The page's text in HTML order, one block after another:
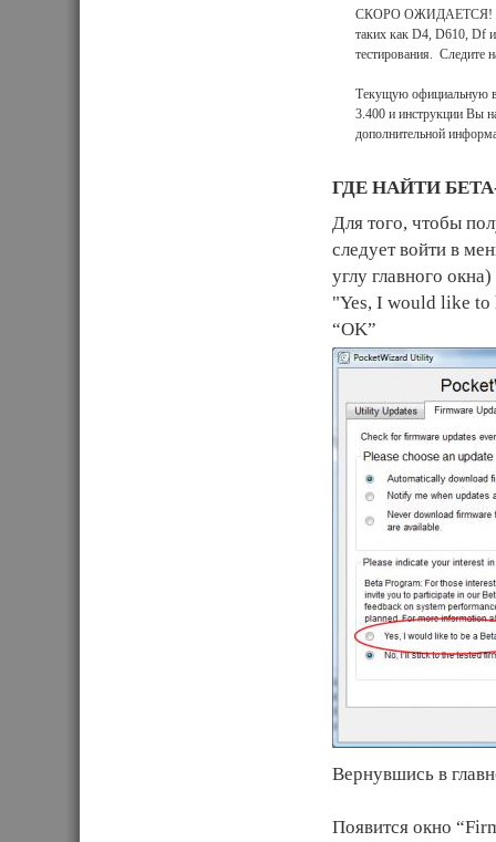
СКОРО ОЖИДАЕТСЯ!
таких как D4, D610, Df
тестирования. Следите
Текущую официальную
3.400 и инструкции Вы
дополнительной
ГДЕ НАЙТИ
Для того, чтобы
следует войти в
углу главного
"Yes, I would like to
“OK”
Вернувшись в
Появится окно